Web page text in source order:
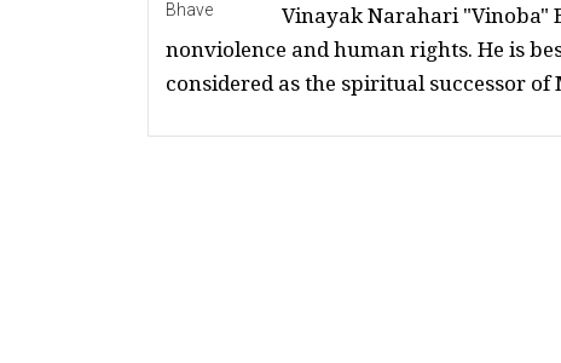
Vinayak Narahari "Vinoba"
nonviolence and human rights. He is
considered as the spiritual successor of